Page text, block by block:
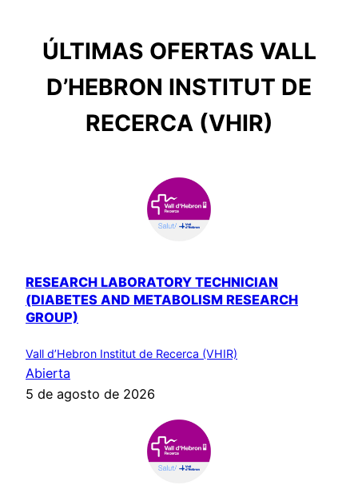
ÚLTIMAS OFERTAS VALL
D’HEBRON INSTITUT DE
RECERCA (VHIR)
RESEARCH LABORATORY TECHNICIAN
(DIABETES AND METABOLISM RESEARCH
GROUP)
Vall d’Hebron Institut de Recerca (VHIR)
Abierta
5 de agosto de 2026